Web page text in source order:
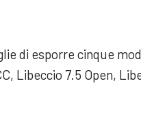
di esporre cinque
Libeccio 7.5 Open,